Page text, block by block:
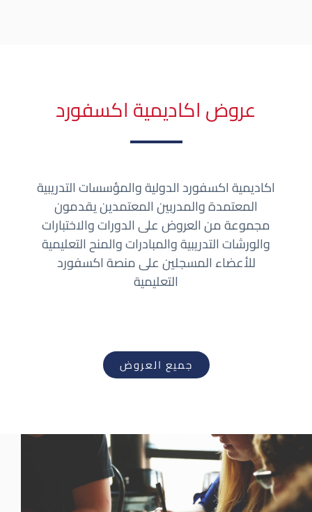
عروض اكاديمية اكسفورد
اكاديمية اكسفورد الدولية والمؤسسات التدريبية
المعتمدة والمدربين المعتمدين يقدمون
مجموعة من العروض على الدورات والاختبارات
والورشات التدريبية والمبادرات والمنح التعليمية
للأعضاء المسجلين على منصة اكسفورد
التعليمية
جميع العروض